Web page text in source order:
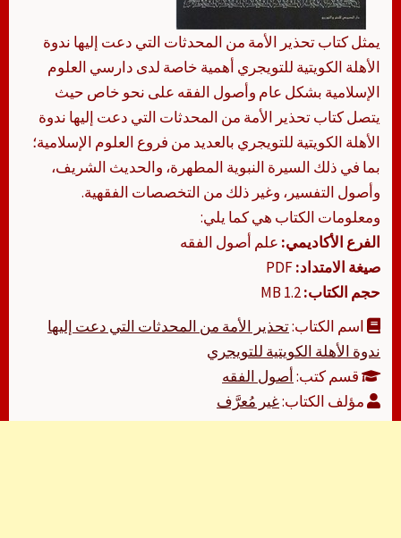
يمثل كتاب تحذير الأمة من المحدثات التي دعت إليها ندوة
الأهلة الكويتية للتويجري أهمية خاصة لدى دارسي العلوم
الإسلامية بشكل عام وأصول الفقه على نحو خاص حيث
يتصل كتاب تحذير الأمة من المحدثات التي دعت إليها ندوة
الأهلة الكويتية للتويجري بالعديد من فروع العلوم الإسلامية؛
بما في ذلك السيرة النبوية المطهرة، والحديث الشريف،
وأصول التفسير، وغير ذلك من التخصصات الفقهية.
ومعلومات الكتاب هي كما يلي:
الفرع الأكاديمي: علم أصول الفقه
صيغة الامتداد:
حجم الكتاب:
اسم الكتاب:تحذير الأمة من المحدثات التي دعت إليها
ندوة الأهلة الكويتية للتويجري
قسم كتب:أصول الفقه
مؤلف الكتاب:غير مُعرَّف